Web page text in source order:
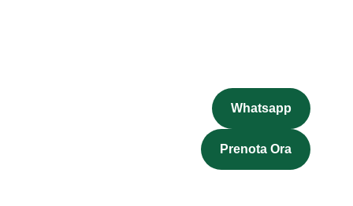
Whatsapp
Prenota Ora